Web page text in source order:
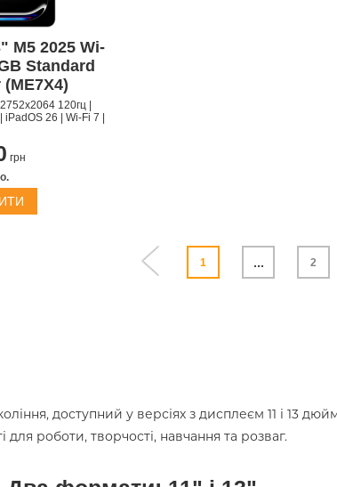
M5 2025 Wi-
Standard
120гц |
26 | Wi-Fi 7 |
грн
1 ... 2
доступний у версіях з дисплеєм 11 і 13
роботи, творчості, навчання та розваг.